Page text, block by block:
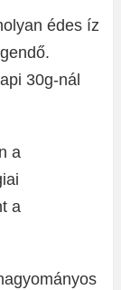
édes íz
30g-nál
a
a